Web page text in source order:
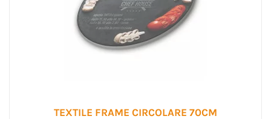
TEXTILE FRAME CIRCOLARE 70CM